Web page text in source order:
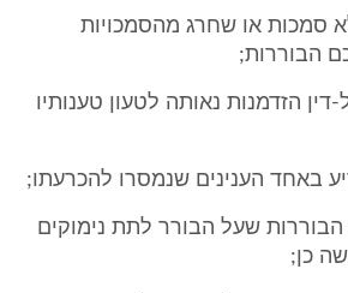
סמכות או שחרג מהסמכויות
הבוררות;
דין הזדמנות נאותה לטעון טענותיו
שעל הבורר לתת נימוקים
כן;